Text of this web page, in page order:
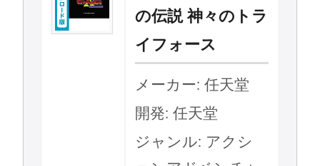
の伝説 神々のトラ
イフォース
メーカー: 任天堂
開発: 任天堂
ジャンル: アクシ